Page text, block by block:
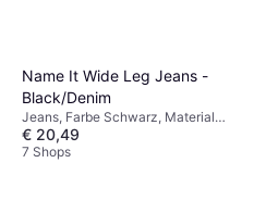
Name It Wide Leg Jeans -
Black/Denim
Jeans, Farbe Schwarz, Material
Baumwolle,
Elastan/Lycra/Spandex,
€ 20,49
7 Shops